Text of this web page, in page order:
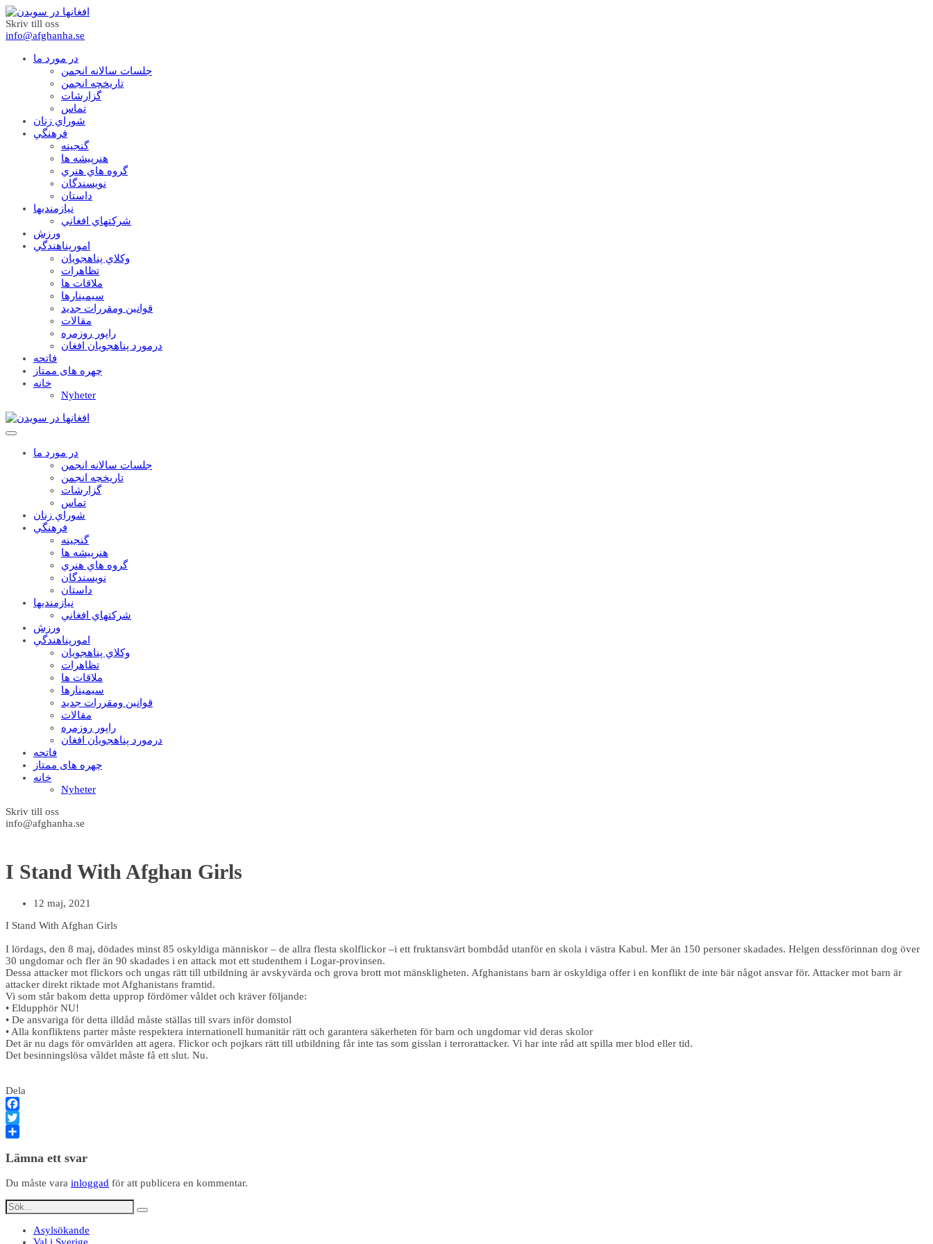
Skriv till oss
info@afghanha.se
در مورد ما
جلسات سالانه انجمن
تاریخچه انجمن
گزارشات
تماس
شوراي زنان
فرهنگي
گنجينه
هنرپيشه ها
گروه هاي هنري
نويسندگان
داستان
نيازمنديها
شرکتهاي افغاني
ورزش
امورپناهندگي
وکلاي پناهجويان
تظاهرات
ملاقات ها
سيمينارها
قوانين ومقررات جديد
مقالات
راپور روزمره
درمورد پناهجويان افغان
فاتحه
چهره های ممتاز
خانه
Nyheter
در مورد ما
جلسات سالانه انجمن
تاریخچه انجمن
گزارشات
تماس
شوراي زنان
فرهنگي
گنجينه
هنرپيشه ها
گروه هاي هنري
نويسندگان
داستان
نيازمنديها
شرکتهاي افغاني
ورزش
امورپناهندگي
وکلاي پناهجويان
تظاهرات
ملاقات ها
سيمينارها
قوانين ومقررات جديد
مقالات
راپور روزمره
درمورد پناهجويان افغان
فاتحه
چهره های ممتاز
خانه
Nyheter
Skriv till oss
info@afghanha.se
I Stand With Afghan Girls
12 maj, 2021
I Stand With Afghan Girls
I lördags, den 8 maj, dödades minst 85 oskyldiga människor – de allra flesta skolflickor –i ett fruktansvärt bombdåd utanför en skola i västra Kabul. Mer än 150 personer skadades. Helgen dessförinnan dog över
30 ungdomar och fler än 90 skadades i en attack mot ett studenthem i Logar-provinsen.
Dessa attacker mot flickors och ungas rätt till utbildning är avskyvärda och grova brott mot mänskligheten. Afghanistans barn är oskyldiga offer i en konflikt de inte bär något ansvar för. Attacker mot barn är
attacker direkt riktade mot Afghanistans framtid.
Vi som står bakom detta upprop fördömer våldet och kräver följande:
• Eldupphör NU!
• De ansvariga för detta illdåd måste ställas till svars inför domstol
• Alla konfliktens parter måste respektera internationell humanitär rätt och garantera säkerheten för barn och ungdomar vid deras skolor
Det är nu dags för omvärlden att agera. Flickor och pojkars rätt till utbildning får inte tas som gisslan i terrorattacker. Vi har inte råd att spilla mer blod eller tid.
Det besinningslösa våldet måste få ett slut. Nu.
Dela
Facebook
Twitter
Lämna ett svar
Du måste vara inloggad för att publicera en kommentar.
Asylsökande